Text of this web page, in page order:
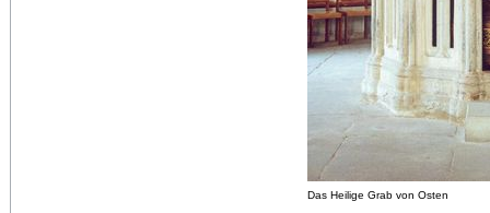
Das Heilige Grab von Osten